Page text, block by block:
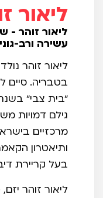
ליאור
ליאור זוהר -
עשירה ורב-
בטבריה. סיים
גילם דמויות
מרכזיים
ותיאטרון
בעל קריירת
ליאור זוהר